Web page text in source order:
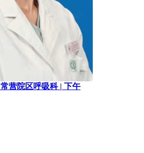
常营院区呼吸科 | 下午